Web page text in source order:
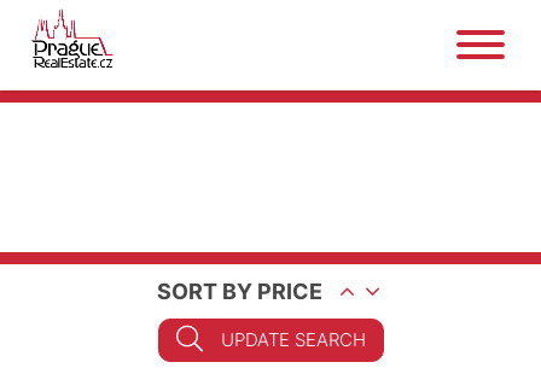
SORT BY PRICE
UPDATE SEARCH